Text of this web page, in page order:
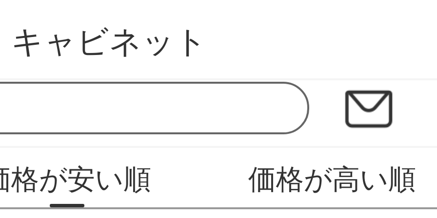
バソラブ
キャビネット
格が安い順 価格が高い順